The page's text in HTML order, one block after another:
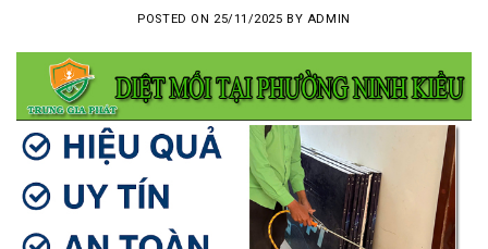
POSTED ON 25/11/2025 BY ADMIN